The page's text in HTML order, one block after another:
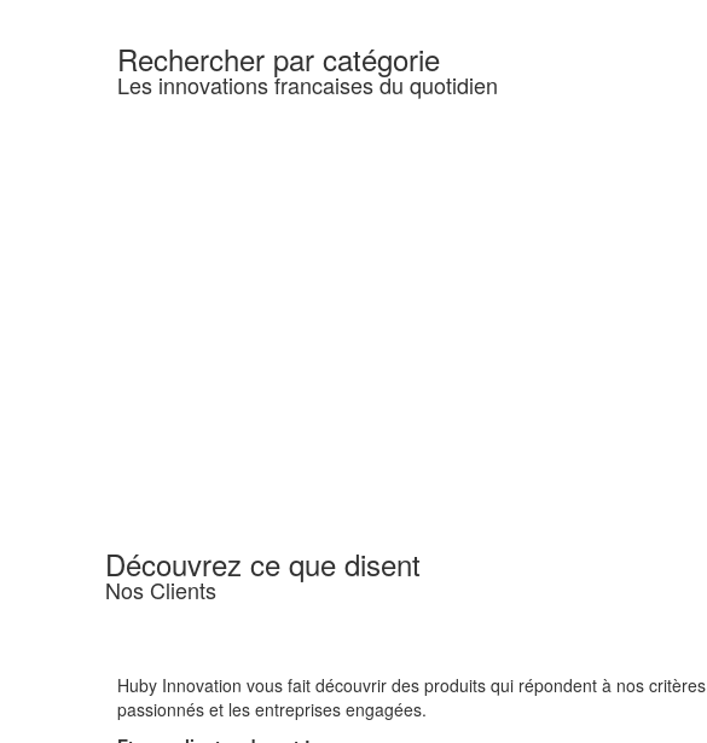
Rechercher par catégorie
Les innovations francaises du quotidien
Découvrez ce que disent
Nos Clients
Huby Innovation vous fait découvrir des produits qui répondent à nos critères
passionnés et les entreprises engagées.